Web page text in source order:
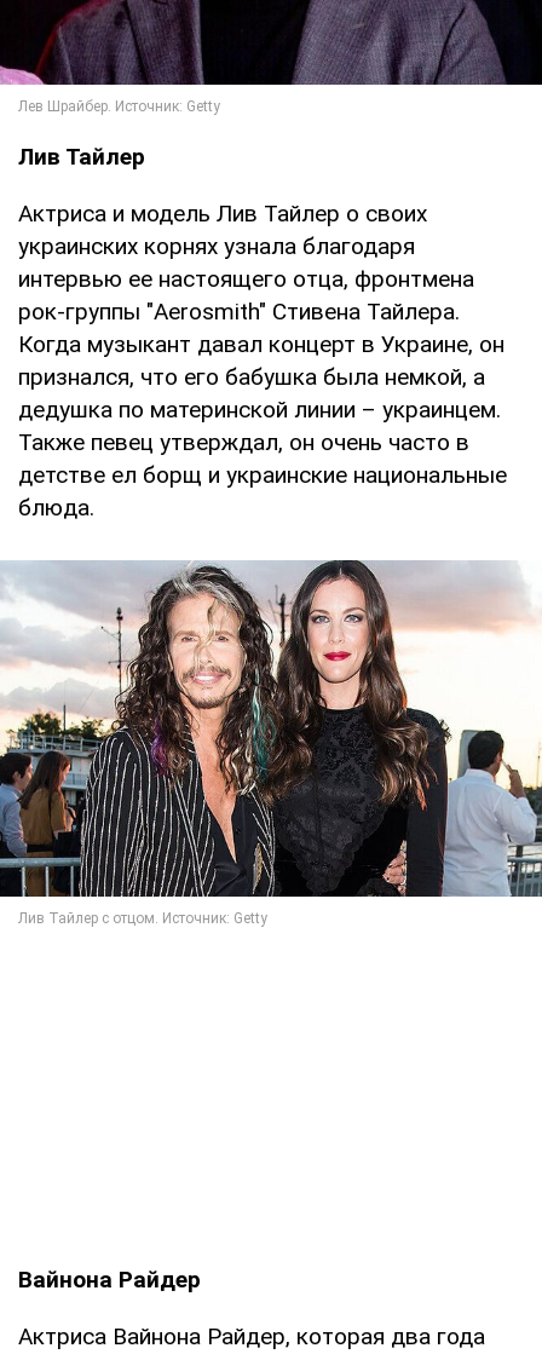
Лив Тайлер
Актриса и модель Лив Тайлер о своих
украинских корнях узнала благодаря
интервью ее настоящего отца, фронтмена
рок-группы "Aerosmith" Стивена Тайлера.
Когда музыкант давал концерт в Украине, он
признался, что его бабушка была немкой, а
дедушка по материнской линии – украинцем.
Также певец утверждал, он очень часто в
детстве ел борщ и украинские национальные
блюда.
Вайнона Райдер
Актриса Вайнона Райдер, которая два года